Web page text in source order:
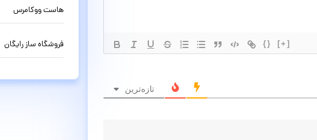
{} [+]
تازه‌ترین
هاست ووکامرس
فروشگاه ساز رایگان